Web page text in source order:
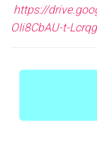
https://
OIi8CbAU-t-